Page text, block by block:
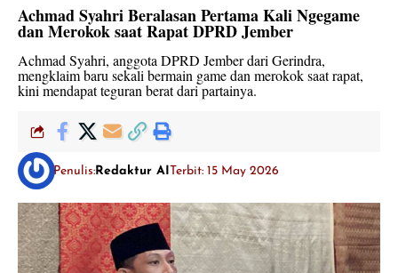
Achmad Syahri Beralasan Pertama Kali Ngegame
dan Merokok saat Rapat DPRD Jember
Achmad Syahri, anggota DPRD Jember dari Gerindra,
mengklaim baru sekali bermain game dan merokok saat rapat,
kini mendapat teguran berat dari partainya.
Penulis: Redaktur AITerbit: 15 May 2026